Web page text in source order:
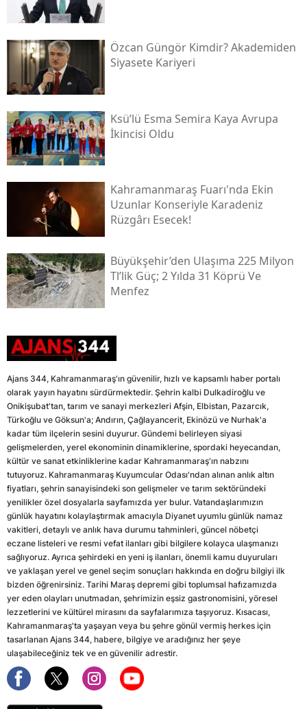
Özcan Güngör Kimdir? Akademiden
Siyasete Kariyeri
Ksü’lü Esma Semira Kaya Avrupa
İkincisi Oldu
Kahramanmaraş Fuarı'nda Ekin
Uzunlar Konseriyle Karadeniz
Rüzgârı Esecek!
Büyükşehir’den Ulaşıma 225 Milyon
Tl’lik Güç; 2 Yılda 31 Köprü Ve
Menfez
Ajans 344, Kahramanmaraş'ın güvenilir, hızlı ve kapsamlı haber portalı
olarak yayın hayatını sürdürmektedir. Şehrin kalbi Dulkadiroğlu ve
Onikişubat'tan, tarım ve sanayi merkezleri Afşin, Elbistan, Pazarcık,
Türkoğlu ve Göksun'a; Andırın, Çağlayancerit, Ekinözü ve Nurhak'a
kadar tüm ilçelerin sesini duyurur. Gündemi belirleyen siyasi
gelişmelerden, yerel ekonominin dinamiklerine, spordaki heyecandan,
kültür ve sanat etkinliklerine kadar Kahramanmaraş'ın nabzını
tutuyoruz. Kahramanmaraş Kuyumcular Odası'ndan alınan anlık altın
fiyatları, şehrin sanayisindeki son gelişmeler ve tarım sektöründeki
yenilikler özel dosyalarla sayfamızda yer bulur. Vatandaşlarımızın
günlük hayatını kolaylaştırmak amacıyla Diyanet uyumlu günlük namaz
vakitleri, detaylı ve anlık hava durumu tahminleri, güncel nöbetçi
eczane listeleri ve resmi vefat ilanları gibi bilgilere kolayca ulaşmanızı
sağlıyoruz. Ayrıca şehirdeki en yeni iş ilanları, önemli kamu duyuruları
ve yaklaşan yerel ve genel seçim sonuçları hakkında en doğru bilgiyi ilk
bizden öğrenirsiniz. Tarihi Maraş depremi gibi toplumsal hafızamızda
yer eden olayları unutmadan, şehrimizin eşsiz gastronomisini, yöresel
lezzetlerini ve kültürel mirasını da sayfalarımıza taşıyoruz. Kısacası,
Kahramanmaraş'ta yaşayan veya bu şehre gönül vermiş herkes için
tasarlanan Ajans 344, habere, bilgiye ve aradığınız her şeye
ulaşabileceğiniz tek ve en güvenilir adrestir.